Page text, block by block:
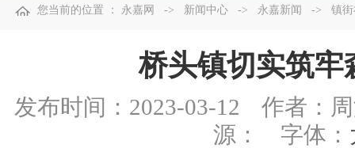
您当前的位置 ： 永嘉网 -> 新闻中心 -> 永嘉新闻 -> 镇
桥头镇切实筑牢
发布时间： 2023-03-12
作者：
源：
字体：